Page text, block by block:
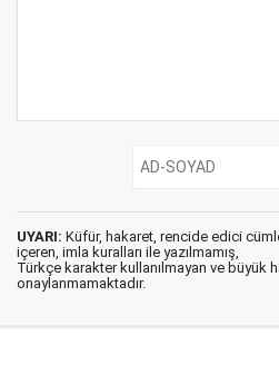
UYARI: Küfür, hakaret, rencide edici
içeren, imla kuralları ile yazılmamış,
Türkçe karakter kullanılmayan ve büyük
onaylanmamaktadır.